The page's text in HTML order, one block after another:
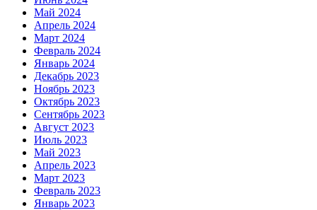
Май 2024
Апрель 2024
Март 2024
Февраль 2024
Январь 2024
Декабрь 2023
Ноябрь 2023
Октябрь 2023
Сентябрь 2023
Август 2023
Июль 2023
Май 2023
Апрель 2023
Март 2023
Февраль 2023
Январь 2023